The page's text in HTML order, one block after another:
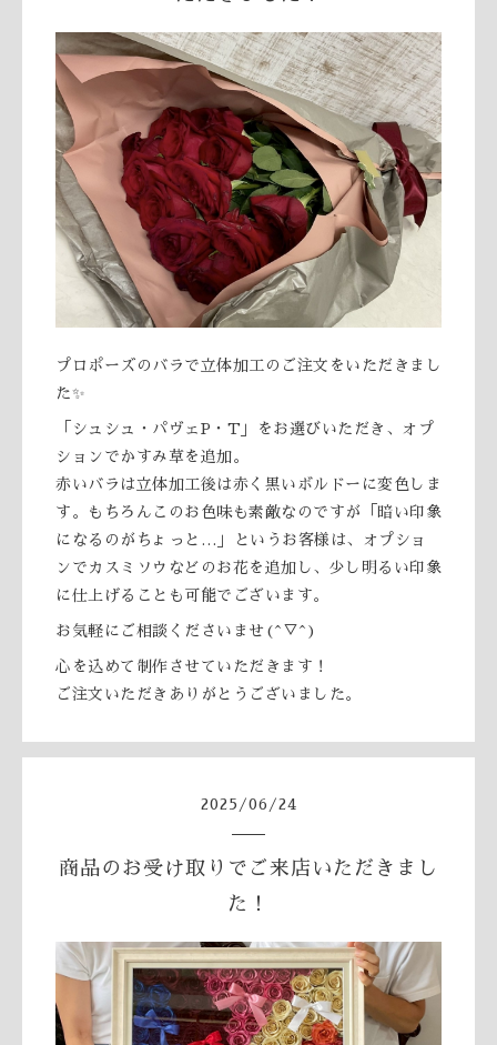
プロポーズのバラで立体加工のご注文をいただきまし
た✨
「シュシュ・パヴェP・T」をお選びいただき、オプ
ションでかすみ草を追加。
赤いバラは立体加工後は赤く黒いボルドーに変色しま
す。もちろんこのお色味も素敵なのですが「暗い印象
になるのがちょっと…」というお客様は、オプショ
ンでカスミソウなどのお花を追加し、少し明るい印象
に仕上げることも可能でございます。
お気軽にご相談くださいませ(^▽^)
心を込めて制作させていただきます！
ご注文いただきありがとうございました。
2025 /06 /24
商品のお受け取りでご来店いただきまし
た！